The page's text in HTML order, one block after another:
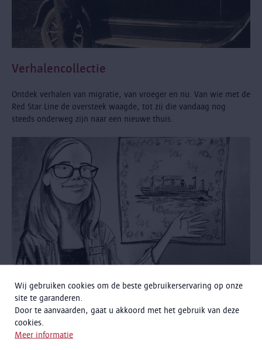
Wij gebruiken cookies om de beste gebruikerservaring op onze
site te garanderen.
Door te aanvaarden, gaat u akkoord met het gebruik van deze
cookies.
Meer informatie
Verhalencollectie
Ontdek verhalen van migratie, van vroeger en nu. Van wie met de
Red Star Line de oversteek waagde, tot zij die vandaag nog
steeds onderweg zijn naar een nieuwe thuis.
Duik mee in de collectie met Els
Onze digitale collectiebeheerder Els nam je in 2020 - tijdens de